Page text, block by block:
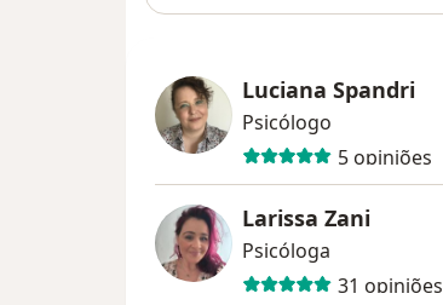
Luciana Spandri
Psicólogo
5 opiniões
Larissa Zani
Psicóloga
31 opiniões